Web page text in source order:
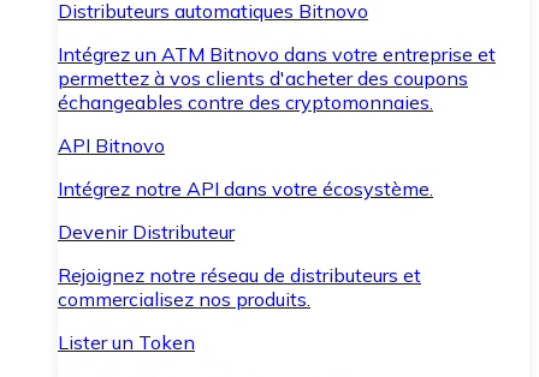
Distributeurs automatiques Bitnovo
Intégrez un ATM Bitnovo dans votre entreprise et
permettez à vos clients d'acheter des coupons
échangeables contre des cryptomonnaies.
API Bitnovo
Intégrez notre API dans votre écosystème.
Devenir Distributeur
Rejoignez notre réseau de distributeurs et
commercialisez nos produits.
Lister un Token